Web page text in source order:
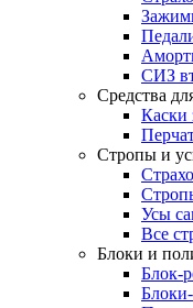
СИЗ
Средства
Каски
Стропы и
Усы
Все
Блоки и
Блок-